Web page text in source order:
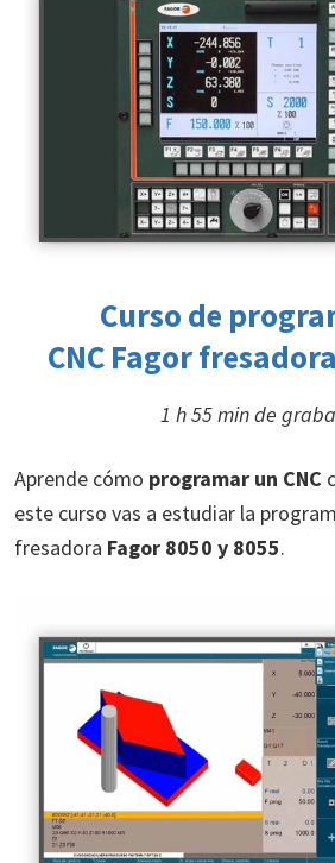
Curso de
CNC Fagor
1 h 55 min de
Aprende cómo programar un CNC
este curso vas a estudiar la
fresadora Fagor 8050 y 8055.